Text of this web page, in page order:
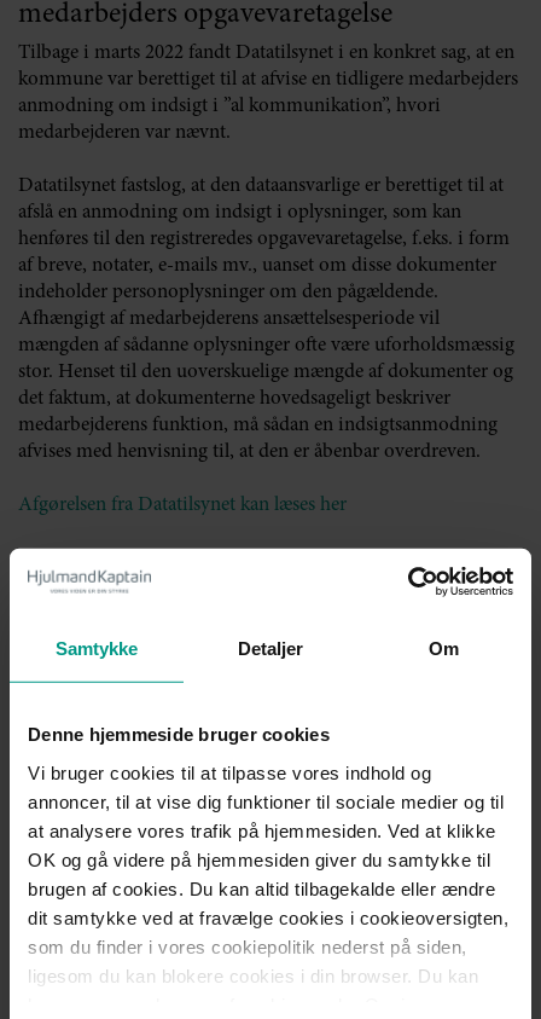
Samtykke Detaljer Om
Denne hjemmeside bruger cookies
Vi bruger cookies til at tilpasse vores indhold og
annoncer, til at vise dig funktioner til sociale medier og til
at analysere vores trafik på hjemmesiden. Ved at klikke
OK og gå videre på hjemmesiden giver du samtykke til
brugen af cookies. Du kan altid tilbagekalde eller ændre
dit samtykke ved at fravælge cookies i cookieoversigten,
som du finder i vores cookiepolitik nederst på siden,
ligesom du kan blokere cookies i din browser. Du kan
medarbejders opgavevaretagelse
Tilbage i marts 2022 fandt Datatilsynet i en konkret sag, at en
kommune var berettiget til at afvise en tidligere medarbejders
anmodning om indsigt i ”al kommunikation”, hvori
medarbejderen var nævnt.
Datatilsynet fastslog, at den dataansvarlige er berettiget til at
afslå en anmodning om indsigt i oplysninger, som kan
henføres til den registreredes opgavevaretagelse, f.eks. i form
af breve, notater, e-mails mv., uanset om disse dokumenter
indeholder personoplysninger om den pågældende.
Afhængigt af medarbejderens ansættelsesperiode vil
mængden af sådanne oplysninger ofte være uforholdsmæssig
stor. Henset til den uoverskuelige mængde af dokumenter og
det faktum, at dokumenterne hovedsageligt beskriver
medarbejderens funktion, må sådan en indsigtsanmodning
afvises med henvisning til, at den er åbenbar overdreven.
Afgørelsen fra Datatilsynet kan læses her
Ved indsigtsanmodninger, der kræver et
uforholdsmæssigt stort arbejde
taget stilling til, i hvilket omfang den dataansvarlige er
forpligtet til at gennemgå dokumenter for at imødekomme en
anmodet om indsigt i forbindelse med en verserende retssag.
Datatilsynet tilsidesatte heller ikke denne afvisning, idet
imødekommelse af anmodningen ville kræve, at den
dataansvarlige gennemgik flere millioner af dokumenter
fordelt på flere forskellige selskaber for at afgøre, hvorvidt der
fremgik personoplysninger vedrørende klager.
Du kan læse Datatilsynets afgørelse her